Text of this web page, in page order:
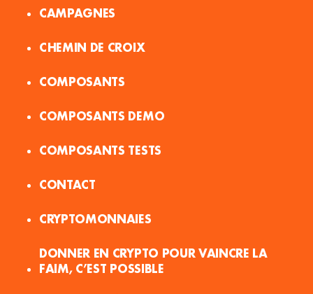
CAMPAGNES
CHEMIN DE CROIX
COMPOSANTS
COMPOSANTS DEMO
COMPOSANTS TESTS
CONTACT
CRYPTOMONNAIES
DONNER EN CRYPTO POUR VAINCRE LA
FAIM, C’EST POSSIBLE